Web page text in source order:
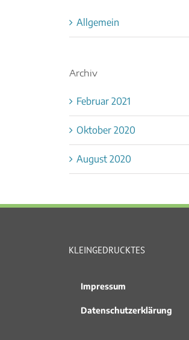
Allgemein
Archiv
Februar 2021
Oktober 2020
August 2020
KLEINGEDRUCKTES
Impressum
Datenschutzerklärung